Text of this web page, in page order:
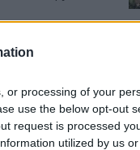
or processing of your
use the below opt-out
request is processed
utilized by us
hogy
limitált